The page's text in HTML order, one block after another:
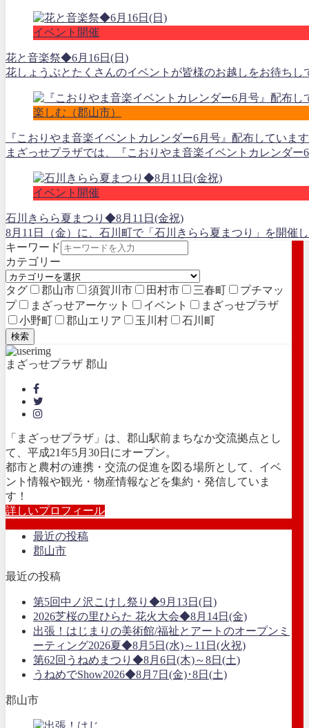
イベント開催
花と音楽祭◆6月16日(日)
花しょうぶとたくさんのイベントが皆様のお越しをお待ち
楽しむ（郡山市）
『こおりやま音楽イベントカレンダー6月号』配布していま
まざっせプラザでは、『こおりやま音楽イベントカレンダ
イベント開催
石川きらら夏まつり◆8月11日(金祝)
8月11日（金）に、石川町で「石川きらら夏まつり」を開催
キーワード
カテゴリー
タグ 郡山市 須賀川市 田村市 三春町
プチマッ
プ
まざっせアーケット イベント
まざっせプラザ
小野町
郡山エリア 玉川村 石川町
検索
まざっせプラザ 郡山
「まざっせプラザ」は、郡山駅前まちなか交流拠点とし
て、平成21年5月30日にオープン。
都市と農村の連携・交流の促進を図る場所として、イベ
ント情報や観光・物産情報などを集約・発信していま
す！
詳しいプロフィール
最近の投稿
郡山市
最近の投稿
第5回中ノ沢こけし祭り◆9月13日(日)
2026芝桜の里ひらた 花火大会◆8月14日(金)
出張！はじまりの美術館/福祉とアートのオープンミ
ーティング2026夏◆8月5日(水)～11日(火祝)
第62回うねめまつり◆8月6日(木)～8日(土)
うねめでShow2026◆8月7日(金)･8日(土)
郡山市